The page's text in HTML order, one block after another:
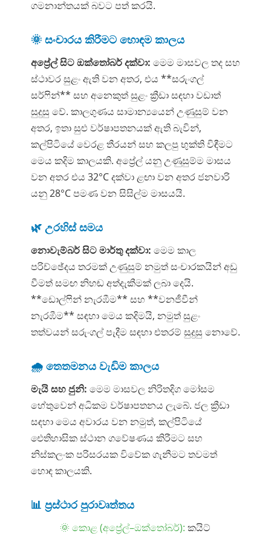
ගමනාන්තයක් බවට පත් කරයි.
🌞 සංචාරය කිරීමට හොඳම කාලය
අප්‍රේල් සිට ඔක්තෝබර් දක්වා: මෙම මාසවල තද සහ
ස්ථාවර සුළං ඇති වන අතර, එය **සරුංගල්
සර්ෆින්** සහ අනෙකුත් සුළං ක්‍රීඩා සඳහා වඩාත්
සුදුසු වේ. කාලගුණය සාමාන්‍යයෙන් උණුසුම් වන
අතර, ඉතා සුළු වර්ෂාපතනයක් ඇති බැවින්,
කල්පිටියේ වෙරළ තීරයන් සහ කලපු භුක්ති විඳීමට
මෙය කදිම කාලයකි. අප්‍රේල් යනු උණුසුම්ම මාසය
වන අතර එය 32°C දක්වා ළඟා වන අතර ජනවාරි
යනු 28°C පමණ වන සිසිල්ම මාසයයි.
🌿 උරහිස් සමය
නොවැම්බර් සිට මාර්තු දක්වා: මෙම කාල
පරිච්ඡේදය තරමක් උණුසුම් නමුත් සංචාරකයින් අඩු
වීමත් සමඟ නිහඬ අත්දැකීමක් ලබා දෙයි.
**ඩොල්ෆින් නැරඹීම** සහ **වනජීවීන්
නැරඹීම** සඳහා මෙය කදිමයි, නමුත් සුළං
තත්වයන් සරුංගල් පැදීම සඳහා එතරම් සුදුසු නොවේ.
🌧️ තෙතමනය වැඩිම කාලය
මැයි සහ ජුනි: මෙම මාසවල නිරිතදිග මෝසම
හේතුවෙන් අධිකම වර්ෂාපතනය ලැබේ. ජල ක්‍රීඩා
සඳහා මෙය අවාරය වන නමුත්, කල්පිටියේ
ඓතිහාසික ස්ථාන ගවේෂණය කිරීමට සහ
නිස්කලංක පරිසරයක විවේක ගැනීමට තවමත්
හොඳ කාලයකි.
📊 ප්‍රස්ථාර පුරාවෘත්තය
🌞 කොළ (අප්‍රේල්–ඔක්තෝබර්): කයිට්